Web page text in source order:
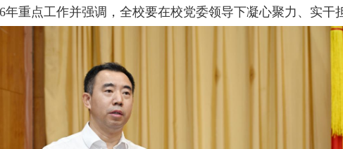
年重点工作并强调，全校要在校党委领导下凝心聚力、实干